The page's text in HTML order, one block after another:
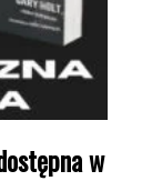
w